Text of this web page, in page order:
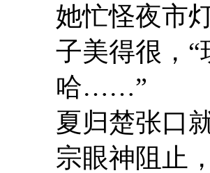
她忙怪夜市
子美得很，“
哈……”
夏归楚张口
宗眼神阻止